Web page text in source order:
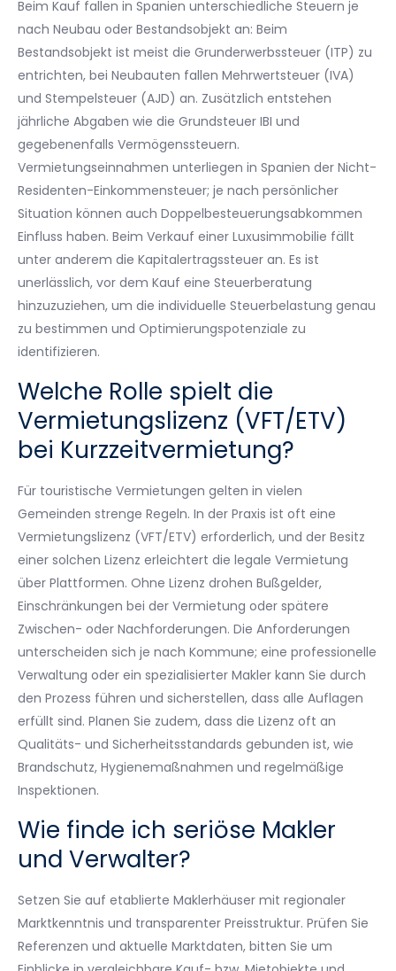
Beim Kauf fallen in Spanien unterschiedliche Steuern je
nach Neubau oder Bestandsobjekt an: Beim
Bestandsobjekt ist meist die Grunderwerbssteuer (ITP) zu
entrichten, bei Neubauten fallen Mehrwertsteuer (IVA)
und Stempelsteuer (AJD) an. Zusätzlich entstehen
jährliche Abgaben wie die Grundsteuer IBI und
gegebenenfalls Vermögenssteuern.
Vermietungseinnahmen unterliegen in Spanien der Nicht-
Residenten-Einkommensteuer; je nach persönlicher
Situation können auch Doppelbesteuerungsabkommen
Einfluss haben. Beim Verkauf einer Luxusimmobilie fällt
unter anderem die Kapitalertragssteuer an. Es ist
unerlässlich, vor dem Kauf eine Steuerberatung
hinzuzuziehen, um die individuelle Steuerbelastung genau
zu bestimmen und Optimierungspotenziale zu
identifizieren.
Welche Rolle spielt die
Vermietungslizenz (VFT/ETV)
bei Kurzzeitvermietung?
Für touristische Vermietungen gelten in vielen
Gemeinden strenge Regeln. In der Praxis ist oft eine
Vermietungslizenz (VFT/ETV) erforderlich, und der Besitz
einer solchen Lizenz erleichtert die legale Vermietung
über Plattformen. Ohne Lizenz drohen Bußgelder,
Einschränkungen bei der Vermietung oder spätere
Zwischen- oder Nachforderungen. Die Anforderungen
unterscheiden sich je nach Kommune; eine professionelle
Verwaltung oder ein spezialisierter Makler kann Sie durch
den Prozess führen und sicherstellen, dass alle Auflagen
erfüllt sind. Planen Sie zudem, dass die Lizenz oft an
Qualitäts- und Sicherheitsstandards gebunden ist, wie
Brandschutz, Hygienemaßnahmen und regelmäßige
Inspektionen.
Wie finde ich seriöse Makler
und Verwalter?
Setzen Sie auf etablierte Maklerhäuser mit regionaler
Marktkenntnis und transparenter Preisstruktur. Prüfen Sie
Referenzen und aktuelle Marktdaten, bitten Sie um